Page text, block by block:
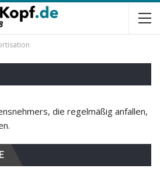
die regelmäßig anfallen,